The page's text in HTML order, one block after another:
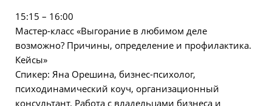
15:15 – 16:00
Мастер-класс «Выгорание в любимом деле
возможно? Причины, определение и профилактика.
Кейсы»
Спикер: Яна Орешина, бизнес-психолог,
психодинамический коуч, организационный
консультант. Работа с владельцами бизнеса и